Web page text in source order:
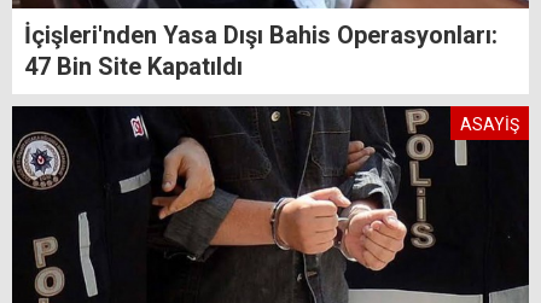
İçişleri'nden Yasa Dışı Bahis Operasyonları:
47 Bin Site Kapatıldı
ASAYİŞ